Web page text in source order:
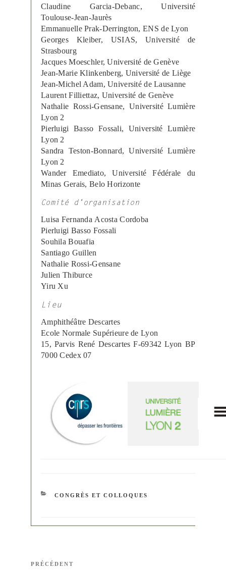
Claudine Garcia-Debanc, Université
Toulouse-Jean-Jaurès
EmmanuellePrak-Derrington, ENS de Lyon
Georges Kleiber, USIAS, Université de
Strasbourg
JacquesMoeschler, Université de Genève
Jean-MarieKlinkenberg, Université de Liège
Jean-Michel Adam, Université de Lausanne
LaurentFilliettaz, Université de Genève
Nathalie Rossi-Gensane, Université Lumière
Lyon 2
PierluigiBasso Fossali, Université Lumière
Lyon 2
Sandra Teston-Bonnard, Université Lumière
Lyon 2
Wander
Emediato, Université Fédérale du
Minas Gerais, BeloHorizonte
Comité d’organisation
Luisa Fernanda Acosta Cordoba
Pierluigi Basso Fossali
Souhila Bouafia
Santiago Guillen
Nathalie Rossi-Gensane
Julien Thiburce
Yiru Xu
Lieu
Amphithéâtre Descartes
Ecole Normale Supérieure de Lyon
15, Parvis René DescartesF-69342 Lyon BP
7000Cedex 07
CATÉGORIES
CONGRÈS ET COLLOQUES
Article
PRÉCÉDENT